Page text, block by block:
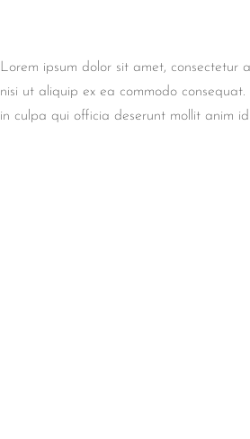
Lorem ipsum dolor sit amet, consectetur
nisi ut aliquip ex ea commodo
in culpa qui officia deserunt mollit anim